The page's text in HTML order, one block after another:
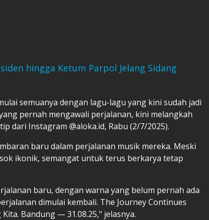
hingga Ketum Parpol Jelang Sidang
semuanya dengan lagu-lagu yang kini sudah jadi
pernah mengawali perjalanan, kini melangkah
dari Instagram @aloka.id, Rabu (2/7/2025).
baru dalam perjalanan musik mereka. Meski
ikonik, semangat untuk terus berkarya tetap
baru, dengan warna yang belum pernah ada
dimulai kembali. The Journey Continues
Bandung — 31.08.25," jelasnya.